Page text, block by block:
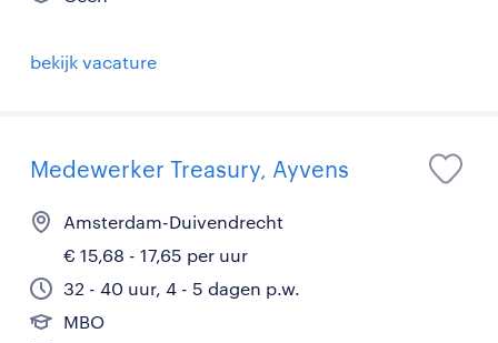
bekijk vacature
Medewerker Treasury, Ayvens
Amsterdam-Duivendrecht
€ 15,68 - 17,65 per uur
32 - 40 uur, 4 - 5 dagen p.w.
MBO